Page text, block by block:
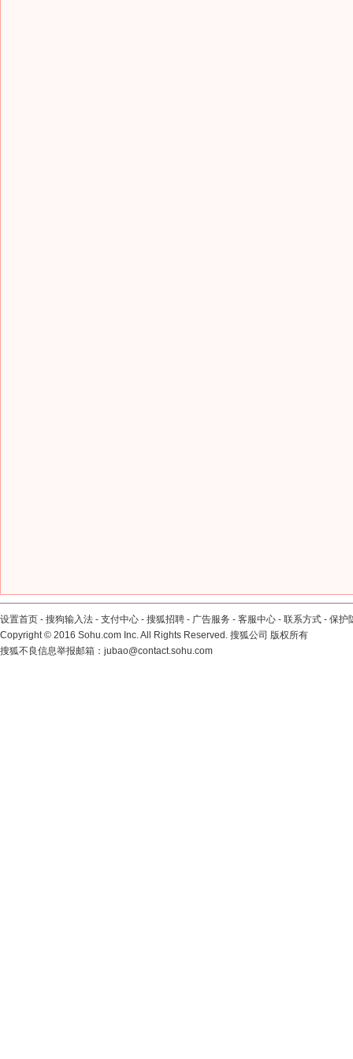
设置首页 - 搜狗输入法 - 支付中心 - 搜狐招聘 - 广告服务 - 客服中心 - 联系方式 - 保护
Copyright© 2016 Sohu.com Inc. All Rights Reserved. 搜狐公司 版权所有
搜狐不良信息举报邮箱： jubao@contact.sohu.com